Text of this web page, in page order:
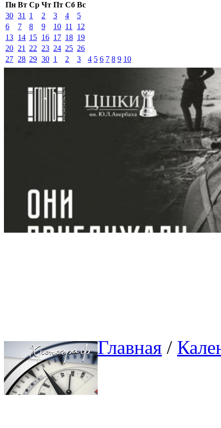
Пн Вт Ср Чт Пт Сб Вс
30 31 1 2 3 4
5
6
7 8 9 10 11
12
13 14 15 16 17 18 19
20 21 22 23 24 25 26
27 28 29 30 1 2 3 4 5 6 7 8 9 10
Главная /